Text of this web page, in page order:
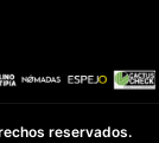
reservados.